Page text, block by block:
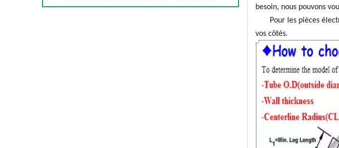
besoin, nous pouvons
Pour les pièces
vos côtés.